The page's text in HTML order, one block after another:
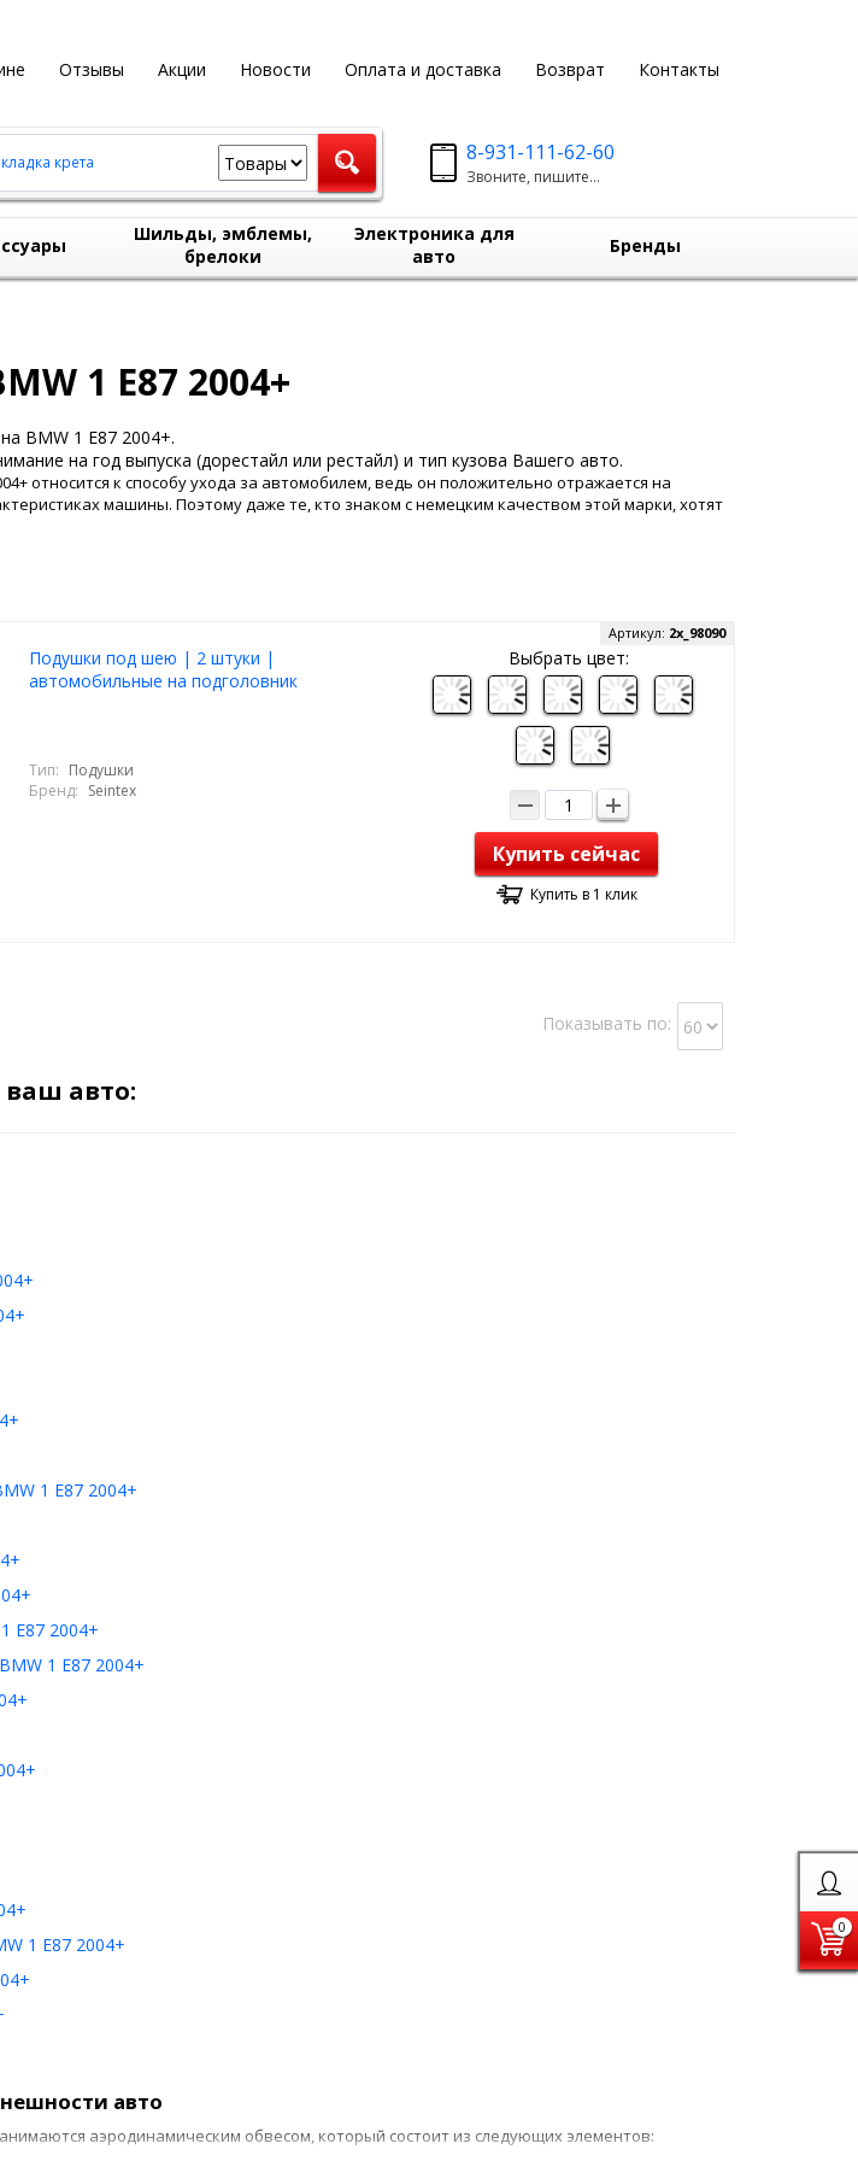
0
Отзывы Акции Новости Оплата и доставка Возврат Контакты
8-931-111-62-60
Звоните, пишите...
крета
Шильды, эмблемы,
брелоки
Электроника для
авто
Бренды
1 E87 2004+
BMW 1 E87 2004+.
на год выпуска (дорестайл или рестайл) и тип кузова Вашего авто.
относится к способу ухода за автомобилем, ведь он положительно отражается на
машины. Поэтому даже те, кто знаком с немецким качеством этой марки, хотят
Подушки под шею | 2 штуки |
автомобильные на подголовник
Артикул: 2x_98090
Тип: Подушки
Бренд: Seintex
Выбрать цвет:
Купить сейчас
Купить в 1 клик
Показывать по:
авто:
1 E87 2004+
E87 2004+
1 E87 2004+
1 E87 2004+
авто
аэродинамическим обвесом, который состоит из следующих элементов: